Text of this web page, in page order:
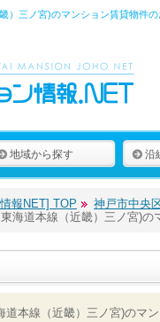
）三ノ宮)のマンション賃貸物件
地域から探す 沿
報NET] TOP 神戸市中央
海道本線（近畿）三ノ宮)
道本線（近畿）三ノ宮)のマ